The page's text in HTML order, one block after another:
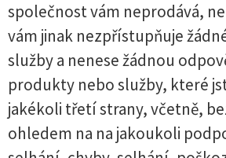
společnost vám neprodává,
vám jinak nezpřístupňuje
služby a nenese žádnou
produkty nebo služby, které
jakékoli třetí strany, včetně,
ohledem na na jakoukoli